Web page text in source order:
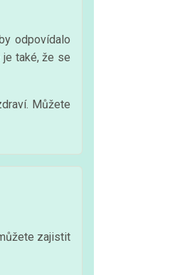
odpovídalo
také, že se
Můžete
zajistit